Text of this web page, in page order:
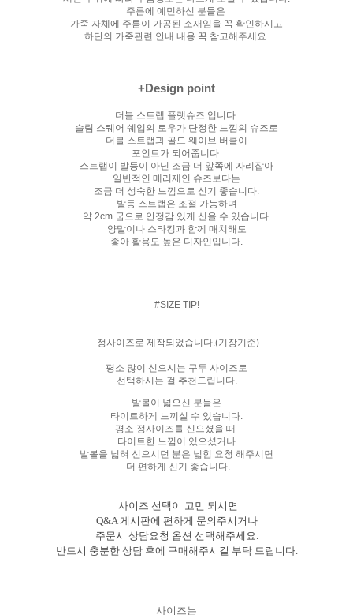
주름에 예민하신 분들은
가죽 자체에 주름이 가공된 소재임을 꼭 확인하시고
하단의 가죽관련 안내 내용 꼭 참고해주세요.
+Design point
더블 스트랩 플랫슈즈 입니다.
슬림 스퀘어 쉐입의 토우가 단정한 느낌의 슈즈로
더블 스트랩과 골드 웨이브 버클이
포인트가 되어줍니다.
스트랩이 발등이 아닌 조금 더 앞쪽에 자리잡아
일반적인 메리제인 슈즈보다는
조금 더 성숙한 느낌으로 신기 좋습니다.
발등 스트랩은 조절 가능하며
약 2cm 굽으로 안정감 있게 신을 수 있습니다.
양말이나 스타킹과 함께 매치해도
좋아 활용도 높은 디자인입니다.
#SIZE TIP!
정사이즈로 제작되었습니다.(기장기준)
평소 많이 신으시는 구두 사이즈로
선택하시는 걸 추천드립니다.
발볼이 넓으신 분들은
타이트하게 느끼실 수 있습니다.
평소 정사이즈를 신으셨을 때
타이트한 느낌이 있으셨거나
발볼을 넓혀 신으시던 분은 넓힘 요청 해주시면
더 편하게 신기 좋습니다.
사이즈 선택이 고민 되시면
Q&A 게시판에 편하게 문의주시거나
주문시 상담요청 옵션 선택해주세요.
반드시 충분한 상담 후에 구매해주시길 부탁 드립니다.
사이즈는